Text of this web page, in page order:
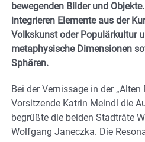
bewegenden Bilder und
integrieren Elemente aus der
Volkskunst oder Populärkultur
metaphysische Dimensionen
Sphären.
Bei der Vernissage in der
Vorsitzende Katrin Meindl die
begrüßte die beiden Stadträte
Wolfgang Janeczka. Die